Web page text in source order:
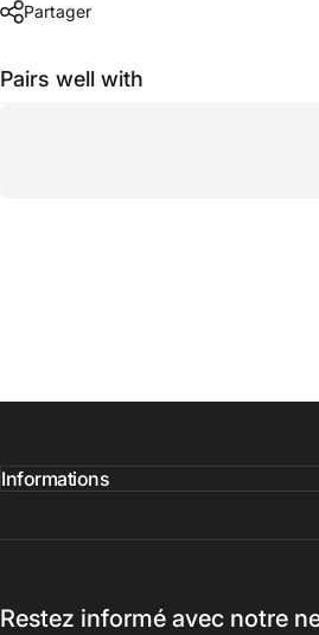
Partager
Pairs well with
Informations
Restez informé avec notre